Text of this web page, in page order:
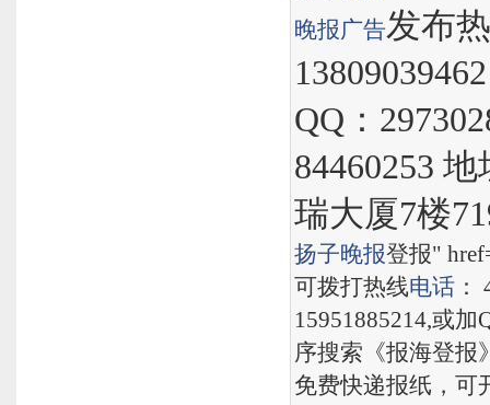
晚报广告发布
QQ：
84460253
瑞大厦7楼
扬子晚报登报"
可拨打热线电话
15951885214,或
序搜索《报海登报
免费快递报纸，可